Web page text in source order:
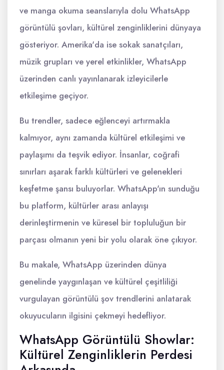
ve manga okuma seanslarıyla dolu WhatsApp
görüntülü şovları, kültürel zenginliklerini dünyaya
gösteriyor. Amerika'da ise sokak sanatçıları,
müzik grupları ve yerel etkinlikler, WhatsApp
üzerinden canlı yayınlanarak izleyicilerle
etkileşime geçiyor.
Bu trendler, sadece eğlenceyi artırmakla
kalmıyor, aynı zamanda kültürel etkileşimi ve
paylaşımı da teşvik ediyor. İnsanlar, coğrafi
sınırları aşarak farklı kültürleri ve gelenekleri
keşfetme şansı buluyorlar. WhatsApp'ın sunduğu
bu platform, kültürler arası anlayışı
derinleştirmenin ve küresel bir topluluğun bir
parçası olmanın yeni bir yolu olarak öne çıkıyor.
Bu makale, WhatsApp üzerinden dünya
genelinde yaygınlaşan ve kültürel çeşitliliği
vurgulayan görüntülü şov trendlerini anlatarak
okuyucuların ilgisini çekmeyi hedefliyor.
WhatsApp Görüntülü Showlar:
Kültürel Zenginliklerin Perdesi